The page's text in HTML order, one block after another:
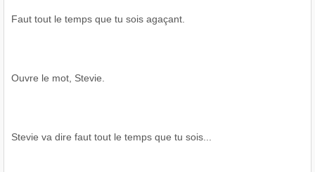
Faut tout le temps que tu sois agaçant.
Ouvre le mot, Stevie.
Stevie va dire faut tout le temps que tu sois...